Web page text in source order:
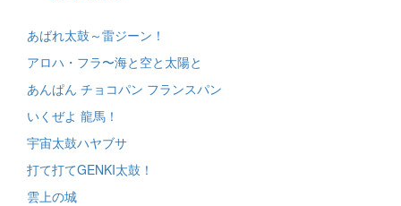
あばれ太鼓～雷ジーン！
アロハ・フラ〜海と空と太陽と
あんぱん チョコパン フランスパン
いくぜよ 龍馬！
宇宙太鼓ハヤブサ
打て打てGENKI太鼓！
雲上の城